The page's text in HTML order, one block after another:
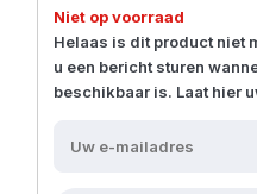
Niet op voorraad
Helaas is dit product niet
u een bericht sturen
beschikbaar is. Laat hier